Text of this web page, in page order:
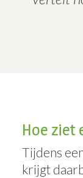
Hoe ziet
Tijdens
krijgt